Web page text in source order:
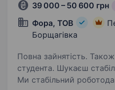
39 000 – 50 600 грн
Фора, ТОВ
Борщагівка
Повна зайнятість. Також
студента. Шукаєш стабільну зарплату?
Ми стабільний